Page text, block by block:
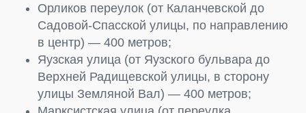
Орликов переулок (от Каланчевской до
Садовой-Спасской улицы, по направлению
в центр) — 400 метров;
Яузская улица (от Яузского бульвара до
Верхней Радищевской улицы, в сторону
улицы Земляной Вал) — 400 метров;